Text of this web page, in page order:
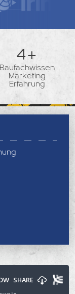
5+
Baufachwissen
Marketing
Erfahrung